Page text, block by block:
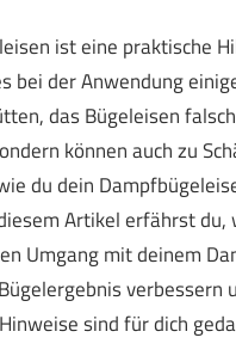
ist eine praktische
bei der Anwendung
das Bügeleisen
können auch zu
du dein
Artikel erfährst
Umgang mit deinem
sind für dich